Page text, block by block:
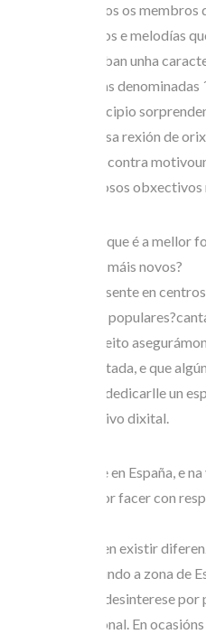
Desde moi novos os
un tipo de ritmos e melodías
Estes presentaban unha
procedencia das
parecer en principio
territorios á nosa rexión de
senón que pola contra
conseguir os nosos
2.- Cal creedes que é a mellor
tradicional aos máis novos?
Debe estar presente en
internet, festas
mellor. Deste xeito
poida ser escoitada, e que
merece a pena dedicarlle un
do seu dispositivo dixital.
3.- Creedes que en España, e
queda moito por facer con
Aínda que poden existir
concretos segundo a zona de
xeral existe un desinterese
música tradicional. En